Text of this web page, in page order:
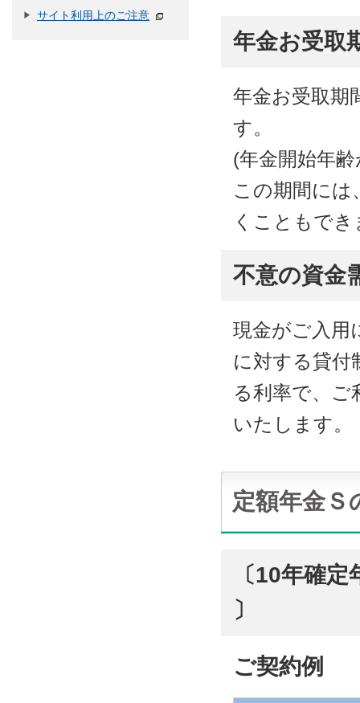
年金お受取
年金お受取期
す。
(年金開始年
この期間には
くこともでき
不意の資金
現金がご入用
に対する貸付
る利率で、ご
いたします。
定額年金Ｓ
〔10年確
〕
ご契約例
サイト利用上のご注意